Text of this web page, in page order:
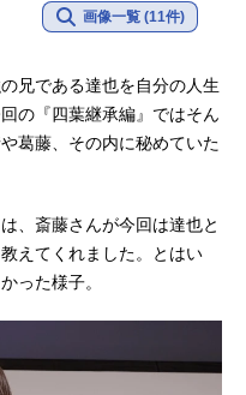
画像一覧 (11件)
兄である達也を自分の人生
の『四葉継承編』ではそん
葛藤、その内に秘めていた
、斎藤さんが今回は達也と
えてくれました。とはい
った様子。